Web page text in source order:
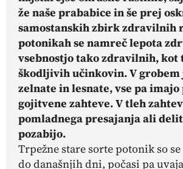
že naše prababice in še prej
samostanskih zbirk zdravilnih
potonikah se namreč lepota
vsebnostjo tako zdravilnih, kot
škodljivih učinkovin. V
zelnate in lesnate, vse pa imajo
gojitvene zahteve. V tleh
pomladnega presajanja ali
pozabijo.
Trpežne stare sorte potonik so
do današnjih dni, počasi pa